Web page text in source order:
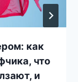
как
что
и